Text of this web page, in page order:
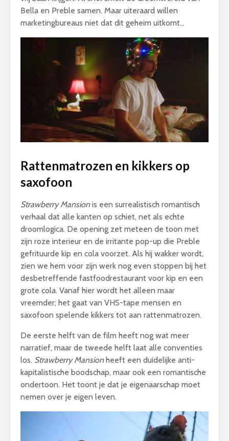
Bella en Preble samen. Maar uiteraard willen
marketingbureaus niet dat dit geheim uitkomt…
Rattenmatrozen en kikkers op
saxofoon
Strawberry Mansionis een surrealistisch romantisch
verhaal dat alle kanten op schiet, net als echte
droomlogica. De opening zet meteen de toon met
zijn roze interieur en de irritante pop-up die Preble
gefrituurde kip en cola voorzet. Als hij wakker wordt,
zien we hem voor zijn werk nog even stoppen bij het
desbetreffende fastfoodrestaurant voor kip en een
grote cola. Vanaf hier wordt het alleen maar
vreemder; het gaat van VHS-tape mensen en
saxofoon spelende kikkers tot aan rattenmatrozen.
De eerste helft van de film heeft nog wat meer
narratief, maar de tweede helft laat alle conventies
los. Strawberry Mansionheeft een duidelijke anti-
kapitalistische boodschap, maar ook een romantische
ondertoon. Het toont je dat je eigenaarschap moet
nemen over je eigen leven.